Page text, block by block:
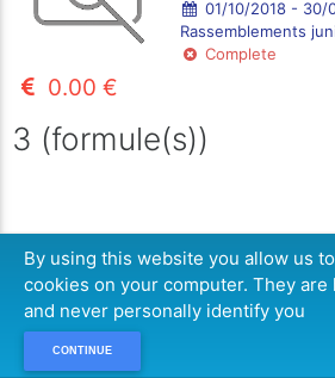
01/10/2018 - 30/
Rassemblements
Complete
0.00 €
3 (formule(s))
By using this website you allow us
cookies on your computer. They are
and never personally identify you
CONTINUE